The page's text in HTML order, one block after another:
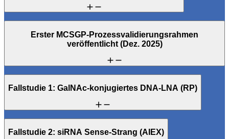
+8 % Ausbeute
Erster MCSGP-Prozessvalidierungsrahmen
veröffentlicht (Dez. 2025)
Fallstudie 1: GalNAc-konjugiertes DNA-LNA (RP)
Fallstudie 2: siRNA Sense-Strang (AIEX)